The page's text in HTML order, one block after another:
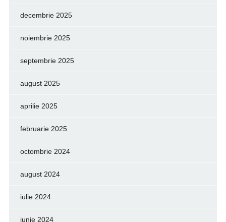
decembrie 2025
noiembrie 2025
septembrie 2025
august 2025
aprilie 2025
februarie 2025
octombrie 2024
august 2024
iulie 2024
iunie 2024